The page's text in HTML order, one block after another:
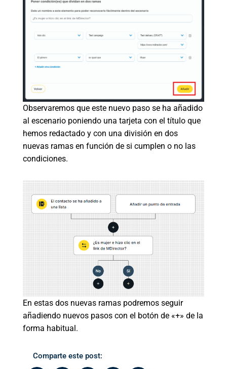
Observaremos que este nuevo paso se ha añadido
al escenario poniendo una tarjeta con el título que
hemos redactado y con una división en dos
nuevas ramas en función de si cumplen o no las
condiciones.
En estas dos nuevas ramas podremos seguir
añadiendo nuevos pasos con el botón de «+» de la
forma habitual.
Comparte este post: